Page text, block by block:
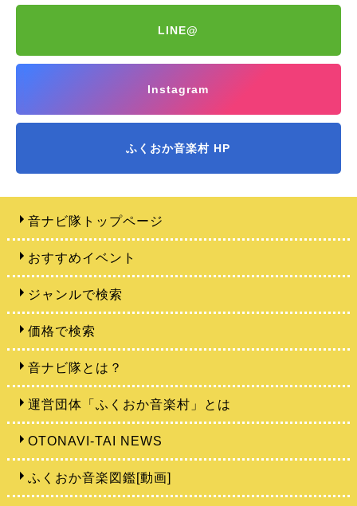
LINE@
Instagram
ふくおか音楽村 HP
音ナビ隊トップページ
おすすめイベント
ジャンルで検索
価格で検索
音ナビ隊とは？
運営団体「ふくおか音楽村」とは
OTONAVI-TAI NEWS
ふくおか音楽図鑑[動画]